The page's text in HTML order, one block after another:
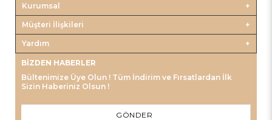
Kurumsal
Müşteri İlişkileri
Yardım
BIZDEN HABERLER
Bültenimize Üye Olun ! Tüm İndirim ve Fırsatlardan İlk
Sizin Haberiniz Olsun !
GÖNDER